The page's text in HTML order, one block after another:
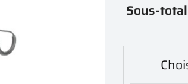
Sous-